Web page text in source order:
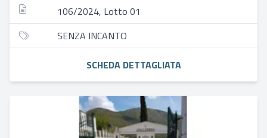
106/2024, Lotto 01
SENZA INCANTO
SCHEDA DETTAGLIATA